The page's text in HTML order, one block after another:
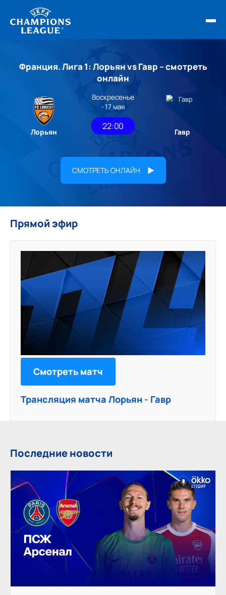
ОБЗОРЫ ЛЧ УЕФА
НОВОСТИ
РАСПИСАНИЕ
Франция. Лига 1: Лорьян vs Гавр – смотреть
онлайн
Лорьян
Воскресенье
- 17 мая
22:00
Гавр
СМОТРЕТЬ ОНЛАЙН
Прямой эфир
Смотреть матч
Трансляция матча Лорьян - Гавр
Последние новости